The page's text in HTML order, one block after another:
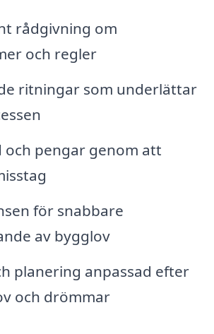
rådgivning om
och regler
ritningar som underlättar
och pengar genom att
för snabbare
av bygglov
planering anpassad efter
och drömmar